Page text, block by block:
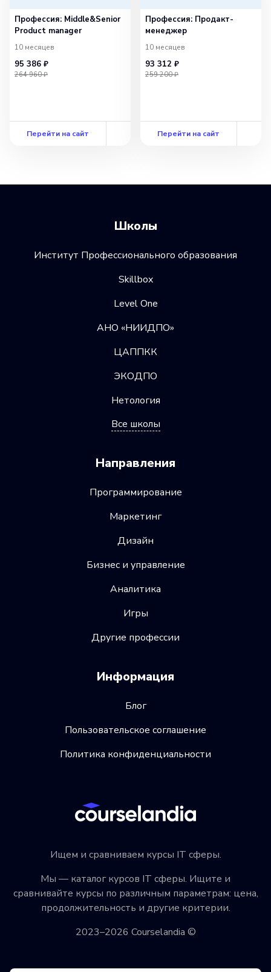
Профессия: Middle&Senior
Product manager
10 месяцев
95 386 ₽
264 960 ₽
Перейти на сайт
Профессия: Продакт-
менеджер
10 месяцев
93 312 ₽
259 200 ₽
Перейти на сайт
Ищем и сравниваем курсы IT сферы.
Мы — каталог курсов IT сферы. Ищите и
сравнивайте курсы по различным параметрам: цена,
продолжительность и другие критерии.
2023–2026 Courselandia ©
Школы
Институт Профессионального образования
Skillbox
Level One
АНО «НИИДПО»
ЦАППКК
ЭКОДПО
Нетология
Все школы
Направления
Программирование
Маркетинг
Дизайн
Бизнес и управление
Аналитика
Игры
Другие профессии
Информация
Блог
Пользовательское соглашение
Политика конфиденциальности